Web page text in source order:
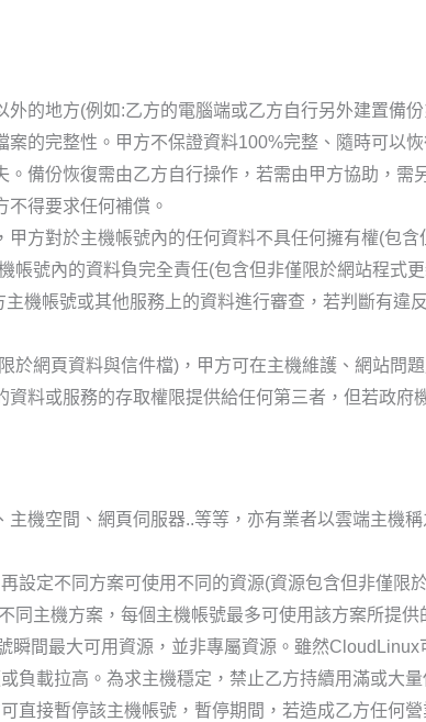
的地方(例如:乙方的電腦端或乙方自行另外建置備
的完整性。甲方不保證資料100%完整、隨時可以
備份恢復需由乙方自行操作，若需由甲方協助，需
得要求任何補償。
方對於主機帳號內的任何資料不具任何擁有權(包
帳號內的資料負完全責任(包含但非僅限於網站程式
機帳號或其他服務上的資料進行審查，若判斷有違
於網頁資料與信件檔)，甲方可在主機維護、網站問
料或服務的存取權限提供給任何第三者，但若政
機空間、網頁伺服器..等等，亦有業者以雲端主機稱
設定不同方案可使用不同的資源(資源包含但非僅限
同主機方案，每個主機帳號最多可使用該方案所提供
瞬間最大可用資源，並非專屬資源。雖然
負載拉高。為求主機穩定，禁止乙方持續用滿或大
直接暫停該主機帳號，暫停期間，若造成乙方任何